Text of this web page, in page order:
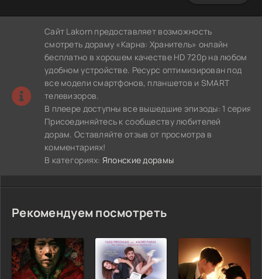
Сайт Lakorn предоставляет возможность
смотреть дораму «Карна: Хранитель» онлайн
бесплатно в хорошем качестве HD 720p на любом
удобном устройстве. Ресурс оптимизирован под
все модели смартфонов, планшетов и SMART
телевизоров.
В плеере доступны все вышедшие эпизоды: 1 серия.
Присоединяйтесь к сообществу любителей
дорам. Оставляйте отзыв от просмотра в
комментариях!
В категориях: Японские дорамы
Рекомендуем посмотреть